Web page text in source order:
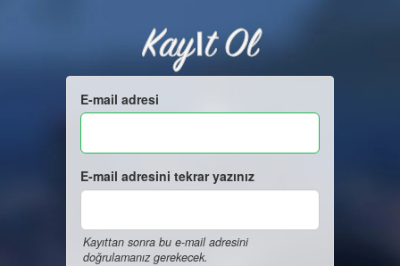
Kayıt Ol
E-mail adresi
E-mail adresini tekrar yazınız
Kayıttan sonra bu e-mail adresini
doğrulamanız gerekecek.